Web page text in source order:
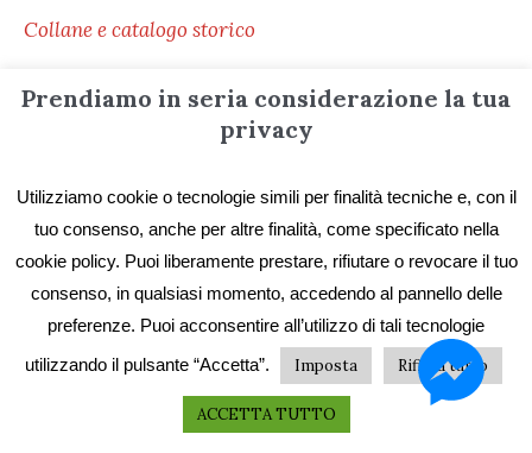
Collane e catalogo storico
Servizi ai lettori
Distribuzione
Le librerie di ZONA
Pubblica con ZONA
Pubblica in selfpublishing
Stampa il tuo libro
Prendiamo in seria considerazione la tua
privacy
Utilizziamo cookie o tecnologie simili per finalità tecniche e, con il
tuo consenso, anche per altre finalità, come specificato nella
cookie policy. Puoi liberamente prestare, rifiutare o revocare il tuo
consenso, in qualsiasi momento, accedendo al pannello delle
preferenze. Puoi acconsentire all’utilizzo di tali tecnologie
utilizzando il pulsante “Accetta”.
Imposta Rifiuta tutto
ACCETTA TUTTO